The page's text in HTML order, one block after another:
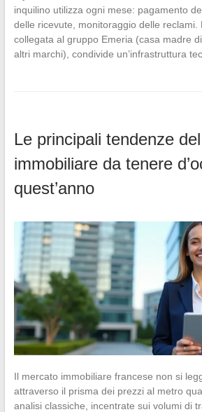
inquilino utilizza ogni mese: pagamento
delle ricevute, monitoraggio delle reclami.
collegata al gruppo Emeria (casa madre
altri marchi), condivide un’infrastruttura
Le principali tendenze
immobiliare da tenere
quest’anno
Il mercato immobiliare francese non si
attraverso il prisma dei prezzi al metro
analisi classiche, incentrate sui volumi di